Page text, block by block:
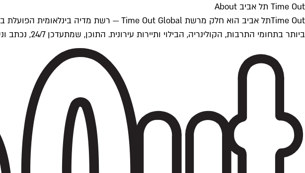
Time Out תל אביב About
ביותר בתחומי התרבות, הקולינריה, הבילוי ותיירות עירונית. התוכן, שמתעדכן 24/7, נכתב ונערך על ידי צוות עיתונאים מקצועי מקומי בישראל, בהתאם לסטנדרטים של Time Out העולמית.